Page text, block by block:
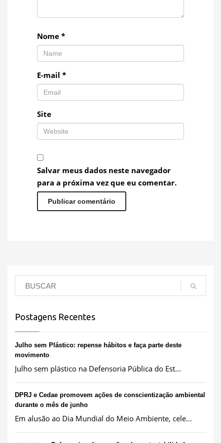
Nome *
E-mail *
Site
Salvar meus dados neste navegador
para a próxima vez que eu comentar.
Postagens Recentes
Julho sem Plástico: repense hábitos e faça parte deste
movimento
Julho sem plástico na Defensoria Pública do Est...
DPRJ e Cedae promovem ações de conscientização ambiental
durante o mês de junho
Em alusão ao Dia Mundial do Meio Ambiente, cele...